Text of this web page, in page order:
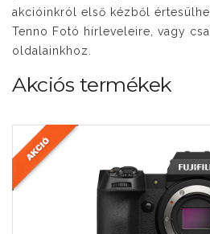
akcióinkról első kézből
Tenno Fotó hírleveleire, vagy
oldalainkhoz.
Akciós termékek